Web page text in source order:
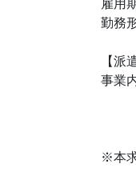
雇用
勤務
【派
事業
※本